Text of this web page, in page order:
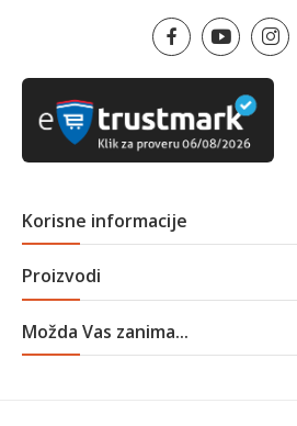
Korisne informacije
Proizvodi
Možda Vas zanima...